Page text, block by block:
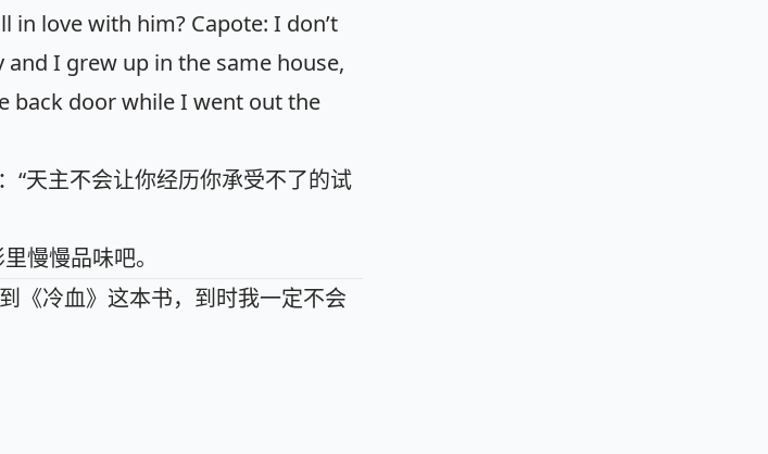
in love with him? Capote: I don’t
I grew up in the same house,
back door while I went out the
“天主不会让你经历你承受不了的试
慢慢品味吧。
《冷血》这本书，到时我一定不会